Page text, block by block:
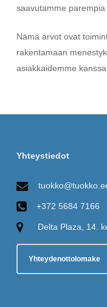
saavutamme parempia
Nämä arvot ovat
rakentamaan
asiakkaidemme kanssa.
Yhteystiedot
+372 5684 7166
Delta Plaza, 14.
Yhteydenottolomake